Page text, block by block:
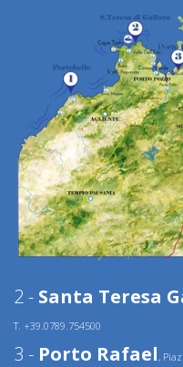
2 - Santa Teresa
T. +39.0789.754500
3 - Porto Rafael,